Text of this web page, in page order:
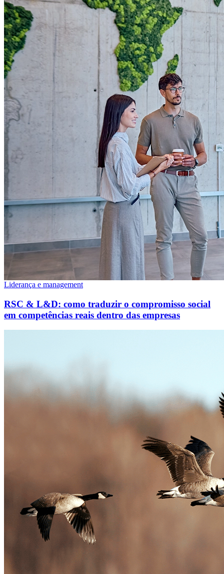
Liderança e management
RSC & L&D: como traduzir o compromisso social
em competências reais dentro das empresas